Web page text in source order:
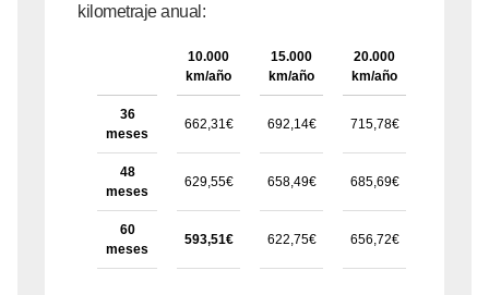
kilometraje anual:
10.000
km/año
15.000
km/año
20.000
km/año
36
meses
662,31€ 692,14€ 715,78€
48
meses
629,55€ 658,49€ 685,69€
60
meses
593,51€ 622,75€ 656,72€